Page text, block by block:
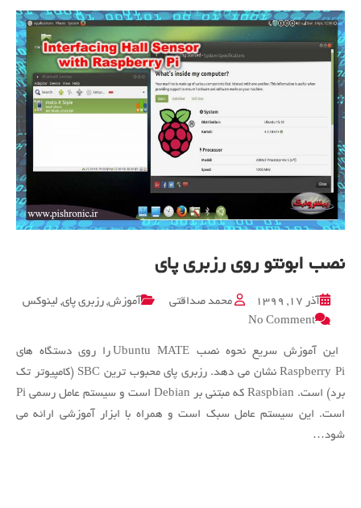
نصب ابونتو روی رزبری پای
آذر ۱۷, ۱۳۹۹ محمد صداقتی آموزش, رزبری پای, لینوکس
No Comment
on
ابونتو
روی
رزبری
این آموزش سریع نحوه نصب Ubuntu MATE را روی دستگاه های
Raspberry Pi نشان می دهد. رزبری پای محبوب ترین SBC (کامپیوتر تک
برد) است. Raspbian که مبتنی بر Debian است و سیستم عامل رسمی Pi
است. این سیستم عامل سبک است و همراه با ابزار آموزشی ارائه می
شود…